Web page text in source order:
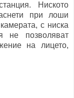
Ниското
при лоши
с ниска
не позволяват
на лицето,